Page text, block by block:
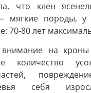
что клен
мягкие породы, у
70-80 лет
внимание на
количество
себя